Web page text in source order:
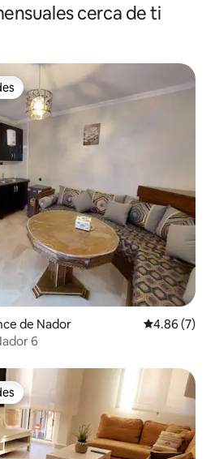
cerca de ti
de Nador Calificación
4.86 (7)
6